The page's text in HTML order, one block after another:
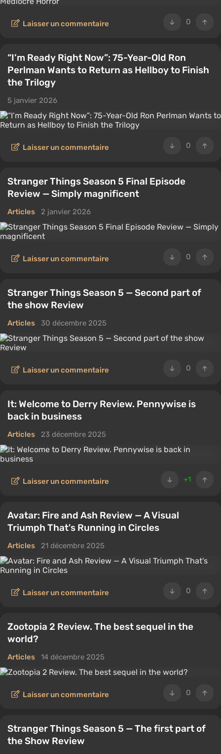
0
Laisser un commentaire
“I’m Ready Right Now”: 75-Year-Old Ron
Perlman Wants to Return as Hellboy to Finish
the Trilogy
5 janvier 2026
0
Laisser un commentaire
Stranger Things Season 5 Final Episode
Review — Simply magnificent
Articles 2 janvier 2026
0
Laisser un commentaire
Stranger Things Season 5 — Second part of
the show Review
Articles 30 décembre 2025
0
Laisser un commentaire
It: Welcome to Derry Review. Pennywise is
back in business
Articles 23 décembre 2025
+1
Laisser un commentaire
Avatar: Fire and Ash Review — A Visual
Triumph That's Running in Circles
Articles 21 décembre 2025
0
Laisser un commentaire
Zootopia 2 Review. The best sequel in the
world?
Articles 14 décembre 2025
0
Laisser un commentaire
Stranger Things Season 5 — The first part of
the Show Review